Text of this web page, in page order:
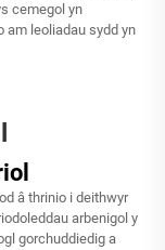
cemegol yn
am leoliadau sydd yn
â thrinio i deithwyr
arbenigol y
gorchuddiedig a